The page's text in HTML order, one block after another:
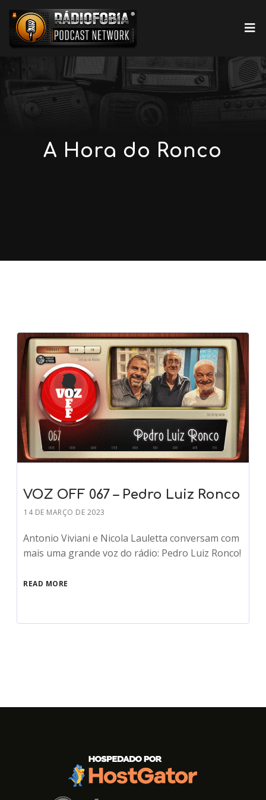
A Hora do Ronco
VOZ OFF 067 – Pedro Luiz Ronco
14 DE MARÇO DE 2023
Antonio Viviani e Nicola Lauletta conversam com
mais uma grande voz do rádio: Pedro Luiz Ronco!
READ MORE